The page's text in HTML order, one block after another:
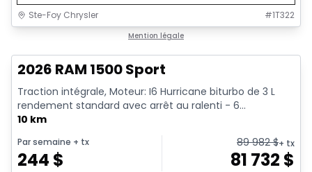
Ste-Foy Chrysler #1T322
Mention légale
2026 RAM 1500 Sport
Traction intégrale, Moteur: I6 Hurricane biturbo de 3 L
rendement standard avec arrêt au ralenti - 6...
10 km
Par semaine + tx
244 $
89 982$+ tx
81 732 $